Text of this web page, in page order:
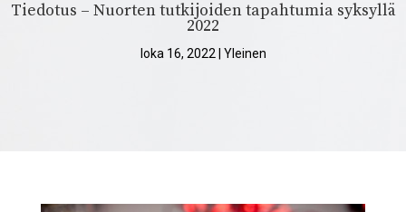
Tiedotus – Nuorten tutkijoiden tapahtumia syksyllä
2022
loka 16, 2022 Yleinen